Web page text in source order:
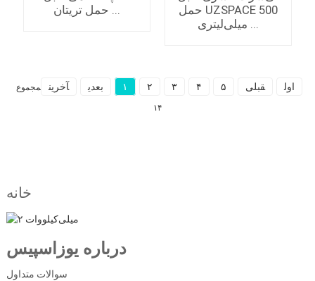
حمل تریتان ...
حمل UZSPACE 500
میلی‌لیتری ...
اول قبلی ۱ ۲ ۳ ۴ ۵ بعدی آخرین مجموع
۱۴
خانه
درباره یوزاسپیس
سوالات متداول